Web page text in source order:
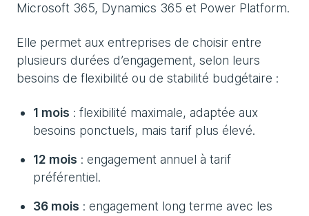
Microsoft 365, Dynamics 365 et Power Platform.
Elle permet aux entreprises de choisir entre
plusieurs durées d’engagement, selon leurs
besoins de flexibilité ou de stabilité budgétaire :
1 mois : flexibilité maximale, adaptée aux
besoins ponctuels, mais tarif plus élevé.
12 mois : engagement annuel à tarif
préférentiel.
36 mois : engagement long terme avec les